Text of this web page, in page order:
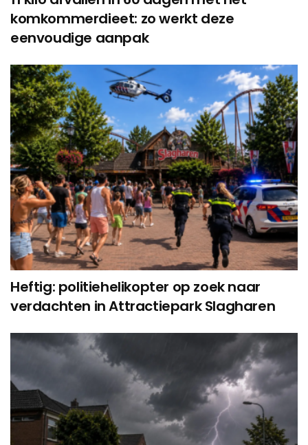
komkommerdieet: zo werkt deze
eenvoudige aanpak
Heftig: politiehelikopter op zoek naar
verdachten in Attractiepark Slagharen